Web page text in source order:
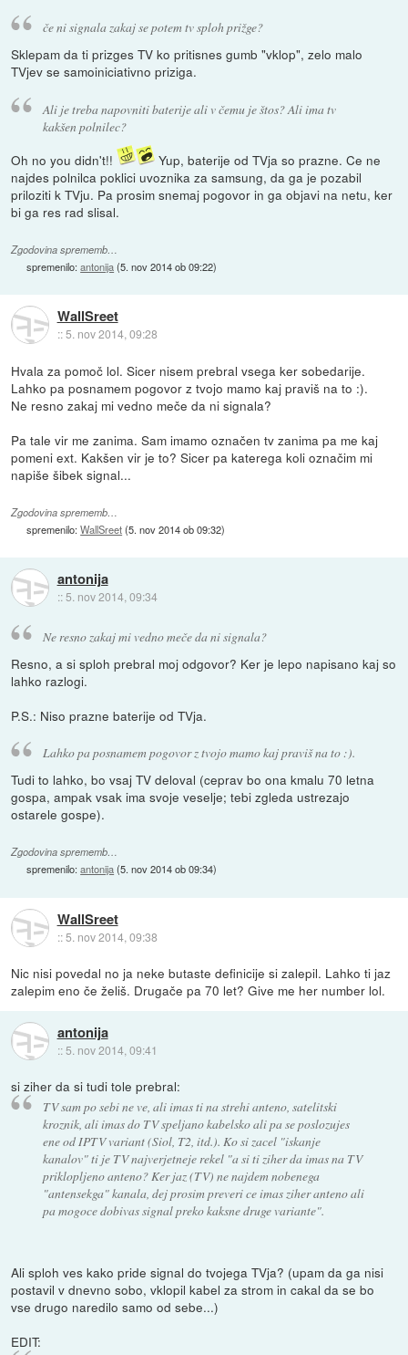
če ni signala zakaj se potem tv sploh prižge?
Sklepam da ti prizges TV ko pritisnes gumb "vklop", zelo malo
TVjev se samoiniciativno priziga.
Ali je treba napovniti baterije ali v čemu je štos? Ali ima tv
kakšen polnilec?
Oh no you didn't!!
Yup, baterije od TVja so prazne. Ce ne
najdes polnilca poklici uvoznika za samsung, da ga je pozabil
priloziti k TVju. Pa prosim snemaj pogovor in ga objavi na netu, ker
bi ga res rad slisal.
Zgodovina sprememb…
spremenilo:antonija(5. nov 2014 ob 09:22)
WallSreet
::5. nov 2014, 09:28
Hvala za pomoč lol. Sicer nisem prebral vsega ker sobedarije.
Lahko pa posnamem pogovor z tvojo mamo kaj praviš na to :).
Ne resno zakaj mi vedno meče da ni signala?
Pa tale vir me zanima. Sam imamo označen tv zanima pa me kaj
pomeni ext. Kakšen vir je to? Sicer pa katerega koli označim mi
napiše šibek signal...
Zgodovina sprememb…
spremenilo:WallSreet(5. nov 2014 ob 09:32)
antonija
:: 5. nov 2014, 09:34
Ne resno zakaj mi vedno meče da ni signala?
Resno, a si sploh prebral moj odgovor? Ker je lepo napisano kaj so
lahko razlogi.
P.S.: Niso prazne baterije od TVja.
Lahko pa posnamem pogovor z tvojo mamo kaj praviš na to :).
Tudi to lahko, bo vsaj TV deloval (ceprav bo ona kmalu 70 letna
gospa, ampak vsak ima svoje veselje; tebi zgleda ustrezajo
ostarele gospe).
Zgodovina sprememb…
spremenilo:antonija(5. nov 2014 ob 09:34)
WallSreet
::5. nov 2014, 09:38
Nic nisi povedal no ja neke butaste definicije si zalepil. Lahko ti jaz
zalepim eno če želiš. Drugače pa 70 let? Give me her number lol.
antonija
:: 5. nov 2014, 09:41
si ziher da si tudi tole prebral:
TV sam po sebi ne ve, ali imas ti na strehi anteno, satelitski
kroznik, ali imas do TV speljano kabelsko ali pa se poslozujes
ene od IPTV variant (Siol, T2, itd.). Ko si zacel "iskanje
kanalov" ti je TV najverjetneje rekel "a si ti ziher da imas na TV
priklopljeno anteno? Ker jaz (TV) ne najdem nobenega
"antensekga" kanala, dej prosim preveri ce imas ziher anteno ali
pa mogoce dobivas signal preko kaksne druge variante".
Ali sploh ves kako pride signal do tvojega TVja? (upam da ga nisi
postavil v dnevno sobo, vklopil kabel za strom in cakal da se bo
vse drugo naredilo samo od sebe...)
EDIT: